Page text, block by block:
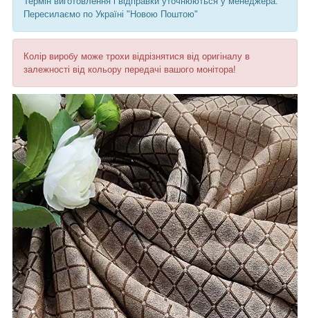
Пересилаємо по Україні "Новою Поштою"
Колір виробу може трохи відрізнятися від оригіналу в
залежності від кольору передачі вашого монітора!